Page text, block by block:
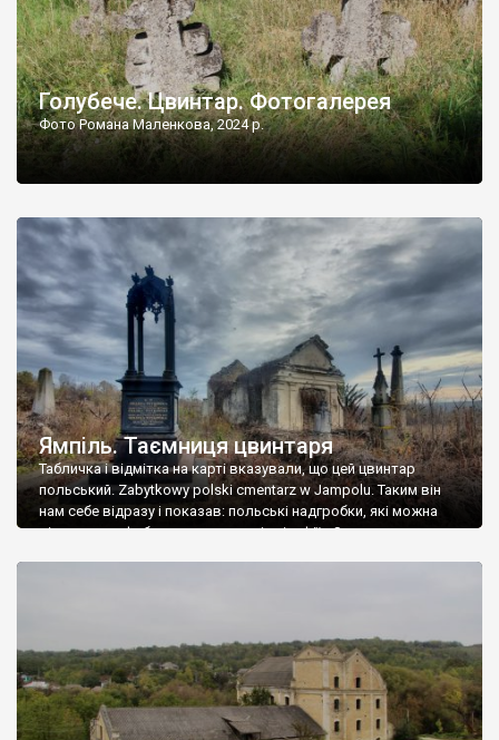
Голубече. Цвинтар. Фотогалерея
Фото Романа Маленкова, 2024 р.
Ямпіль. Таємниця цвинтаря
Табличка і відмітка на карті вказували, що цей цвинтар
польський. Zabytkowy polski cmentarz w Jampolu. Таким він
нам себе відразу і показав: польські надгробки, які можна
віднести до фабричних, польські епітафії… Загалом цвинтар